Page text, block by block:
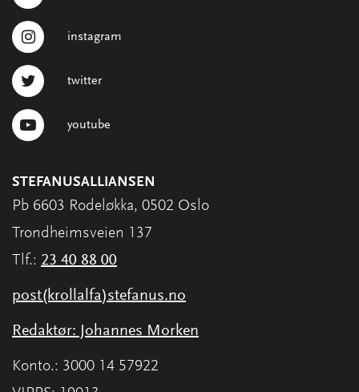
instagram
twitter
youtube
STEFANUSALLIANSEN
Pb 6603 Rodeløkka, 0502 Oslo
Trondheimsveien 137
Tlf.: 23 40 88 00
post(krollalfa)stefanus.no
Redaktør: Johannes Morken
Konto.: 3000 14 57922